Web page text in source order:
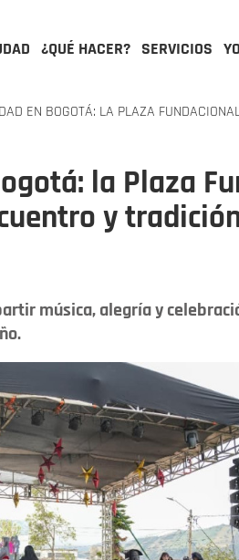
¿QUÉ HACER? SERVICIOS
EN BOGOTÁ: LA PLAZA
la Plaza
y
música, alegría y